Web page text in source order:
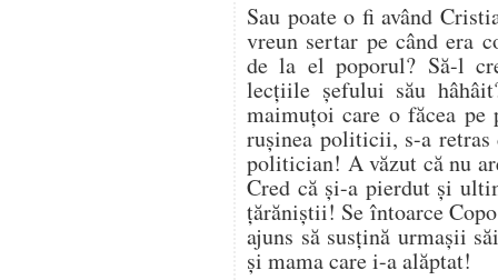
Sau poate o fi având
vreun sertar pe când era
de la el poporul? Să-l
lecţiile şefului său
maimuţoi care o făcea
ruşinea politicii, s-a
politician! A văzut că nu
Cred că şi-a pierdut şi
ţărăniştii! Se întoarce
ajuns să susţină urmaşii
şi mama care i-a alăptat!